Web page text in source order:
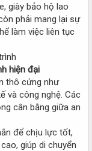
giày bảo hộ lao
phải mang lại sự
làm việc liên tục
hiện đại
thô cứng như
và công nghệ. Các
cân bằng giữa an
để chịu lực tốt,
giúp di chuyển